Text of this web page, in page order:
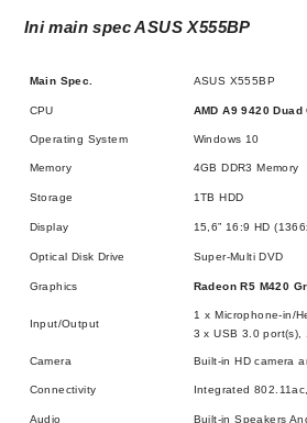
Ini main spec ASUS X555BP
Main Spec. ASUS X555BP
CPU AMD A9 9420
Operating System Windows 10
Memory 4GB DDR3 Memory
Storage 1TB HDD
Display 15,6” 16:9 HD
Optical Disk Drive Super-Multi DVD
Graphics Radeon R5 M420
Input/Output
1 x Microphone-in/
3 x USB 3.0 port(s),
Camera Built-in HD camera
Connectivity Integrated
Audio Built-in Speakers